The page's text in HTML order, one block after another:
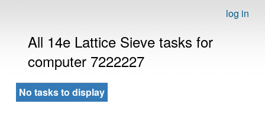
log in
All 14e Lattice Sieve tasks for
computer 7222227
No tasks to display